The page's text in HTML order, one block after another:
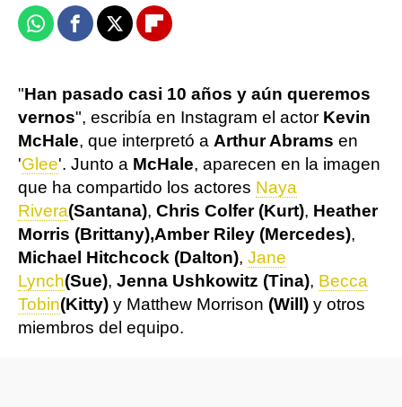
WhatsappFacebook
X Flipboard
"Han pasado casi 10 años y aún queremos
vernos", escribía en Instagram el actor Kevin
McHale, que interpretó a Arthur Abrams en
'Glee'. Junto a McHale, aparecen en la imagen
que ha compartido los actores Naya
Rivera(Santana), Chris Colfer (Kurt), Heather
Morris (Brittany),Amber Riley (Mercedes),
Michael Hitchcock (Dalton), Jane
Lynch(Sue), Jenna Ushkowitz (Tina), Becca
Tobin(Kitty) y Matthew Morrison (Will) y otros
miembros del equipo.